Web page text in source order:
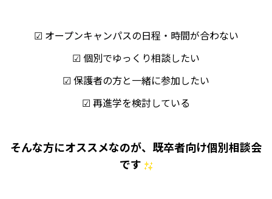
☑ オープンキャンパスの日程・時間が合わない
☑ 個別でゆっくり相談したい
☑ 保護者の方と一緒に参加したい
☑ 再進学を検討している
そんな方にオススメなのが、既卒者向け個別相談会
です